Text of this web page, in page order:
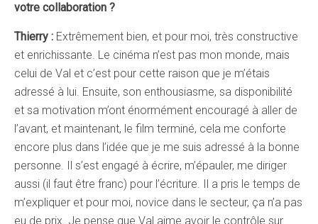
votre collaboration ?
Thierry : Extrêmement bien, et pour moi, très constructive
et enrichissante. Le cinéma n’est pas mon monde, mais
celui de Val et c’est pour cette raison que je m’étais
adressé à lui. Ensuite, son enthousiasme, sa disponibilité
et sa motivation m’ont énormément encouragé à aller de
l’avant, et maintenant, le film terminé, cela me conforte
encore plus dans l’idée que je me suis adressé à la bonne
personne. Il s’est engagé à écrire, m’épauler, me diriger
aussi (il faut être franc) pour l’écriture. Il a pris le temps de
m’expliquer et pour moi, novice dans le secteur, ça n’a pas
eu de prix. Je pense que Val aime avoir le contrôle sur